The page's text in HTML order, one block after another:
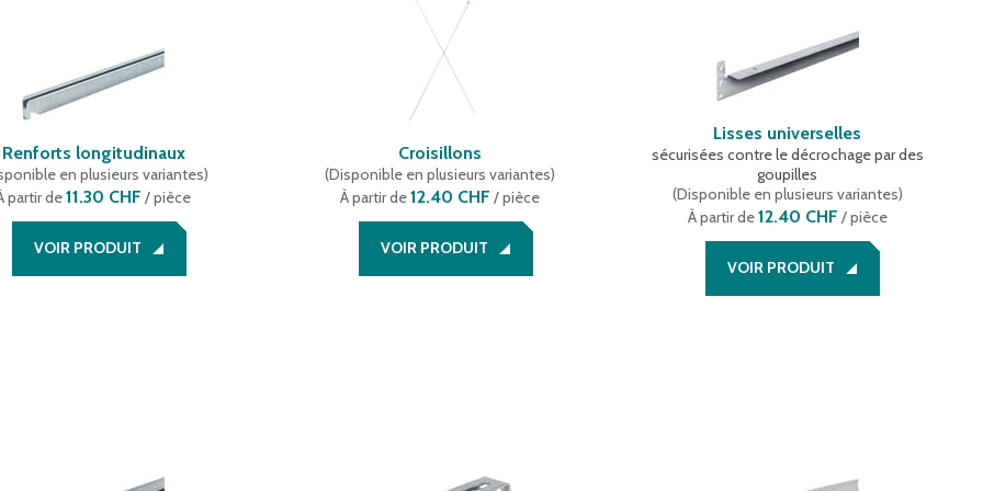
Renforts longitudinaux
en plusieurs variantes)
partir de11.30 CHF / pièce
VOIR PRODUIT
Croisillons
(Disponible en plusieurs variantes)
À partir de12.40 CHF / pièce
VOIR PRODUIT
Lisses universelles
sécurisées contre le décrochage par des
goupilles
(Disponible en plusieurs variantes)
À partir de12.40 CHF / pièce
VOIR PRODUIT